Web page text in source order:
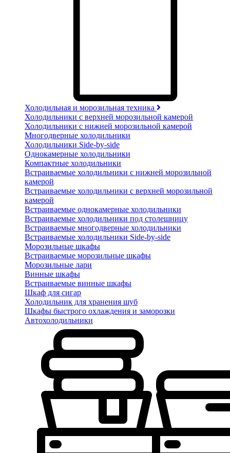
Холодильная и морозильная техника
Холодильники с верхней морозильной камерой
Холодильники с нижней морозильной камерой
Многодверные холодильники
Холодильники Side-by-side
Однокамерные холодильники
Компактные холодильники
Встраиваемые холодильники с нижней морозильной
камерой
Встраиваемые холодильники с верхней морозильной
камерой
Встраиваемые однокамерные холодильники
Встраиваемые холодильники под столешницу
Встраиваемые многодверные холодильники
Встраиваемые холодильники Side-by-side
Морозильные шкафы
Встраиваемые морозильные шкафы
Морозильные лари
Винные шкафы
Встраиваемые винные шкафы
Шкаф для сигар
Холодильник для хранения шуб
Шкафы быстрого охлаждения и заморозки
Автохолодильники